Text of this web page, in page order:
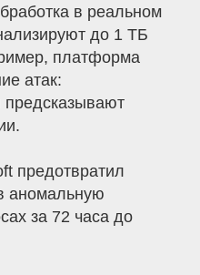
в реальном
до 1 ТБ
платформа
атак:
предсказывают
предотвратил
аномальную
за 72 часа до